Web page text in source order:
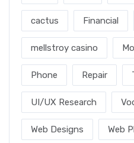
cactus Financial
mellstroy casino
Phone Repair
UI/UX Research
Web Designs Web